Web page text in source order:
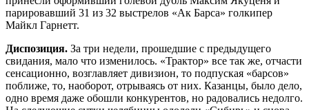
парировавший 31 из 32 выстрелов «Ак Барса» голкипер
Майкл Гарнетт.
Диспозиция. За три недели, прошедшие с предыдущего
свидания, мало что изменилось. «Трактор» все так же, отчасти
сенсационно, возглавляет дивизион, то подпуская «барсов»
поближе, то, наоборот, отрываясь от них. Казанцы, было дело,
одно время даже обошли конкурентов, но радовались недолго.